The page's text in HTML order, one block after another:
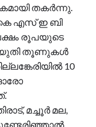
തകർന്നു.
എസ് ഇ ബി
ലക്ഷം രൂപയുടെ
തൂണുകൾ
10
മച്ചൂർ മല,